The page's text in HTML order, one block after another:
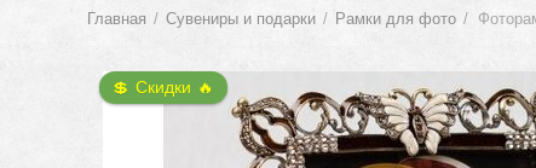
Главная / Сувениры и подарки / Рамки для фото /